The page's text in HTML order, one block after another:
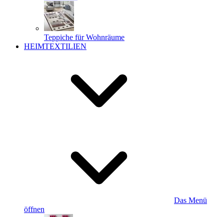
Teppiche für Wohnräume
HEIMTEXTILIEN
Das Menü
öffnen